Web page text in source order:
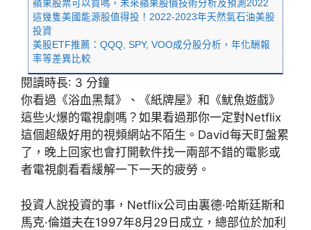
蘋果股票可以買嗎，未來蘋果股價技術分析及預測2022
這幾隻美國能源股值得投！2022-2023年天然氣石油美股
投資
美股ETF推薦：QQQ, SPY, VOO成分股分析，年化酬報
率等差異比較
閱讀時長: 3 分鐘
你看過《浴血黑幫》、《紙牌屋》和《魷魚遊戲》
這些火爆的電視劇嗎？如果看過那你一定對Netflix
這個超級好用的視頻網站不陌生。David每天盯盤累
了，晚上回家也會打開軟件找一兩部不錯的電影或
者電視劇看看緩解一下一天的疲勞。
投資人說投資的事，Netflix公司由裏德·哈斯廷斯和
馬克·倫道夫在1997年8月29日成立，總部位於加利